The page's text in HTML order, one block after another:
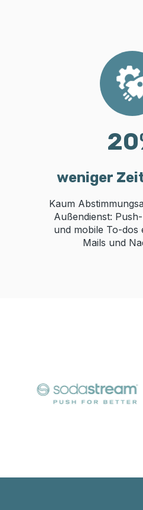
20
weniger
Kaum
Außendienst:
und mobile To-dos
Mails und